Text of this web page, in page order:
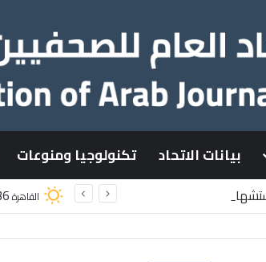
بيانات الاتحاد تكنولوجيا ومنوعات
القاهرة